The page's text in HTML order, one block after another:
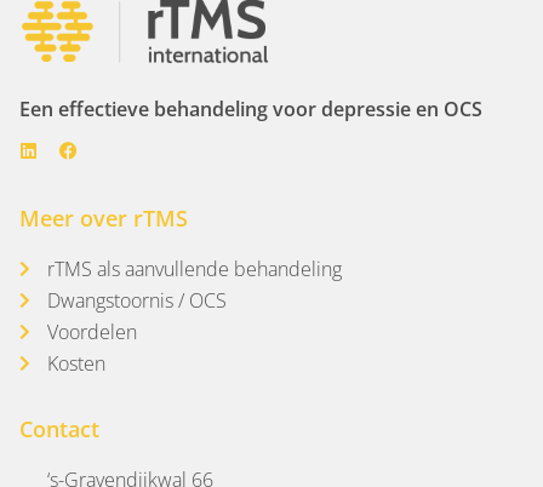
Een effectieve behandeling voor depressie en OCS
Meer over rTMS
rTMS als aanvullende behandeling
Dwangstoornis / OCS
Voordelen
Kosten
Contact
‘s-Gravendijkwal 66